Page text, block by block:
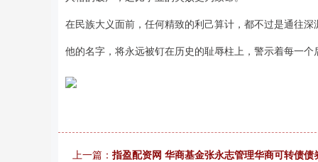
在民族大义面前，任何精致的利己算计，都不过是通往深
他的名字，将永远被钉在历史的耻辱柱上，警示着每一个
上一篇： 指盈配资网 华商基金张永志管理华商可转债